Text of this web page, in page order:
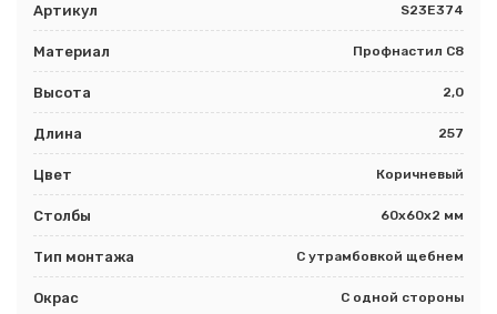
Артикул S23E374
Материал Профнастил С8
Высота 2,0
Длина 257
Цвет Коричневый
Столбы 60х60х2 мм
Тип монтажа С утрамбовкой щебнем
Окрас С одной стороны